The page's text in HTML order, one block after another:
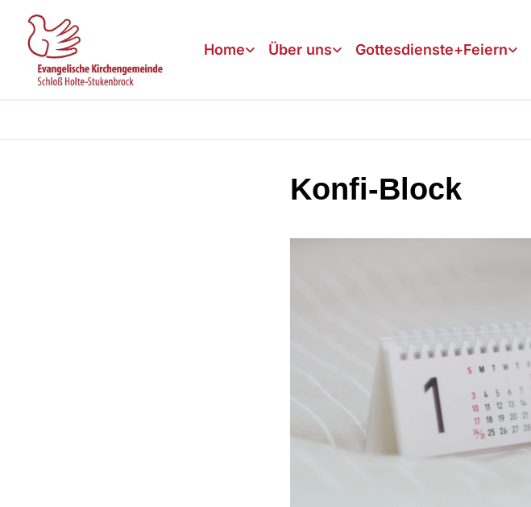
Home Über uns Gottesdienste+Feiern
Konfi-Block